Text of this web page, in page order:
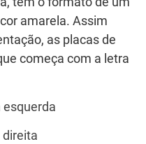
amarela. Assim
as placas de
começa com a letra
esquerda
direita